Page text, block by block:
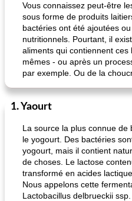
Vous connaissez peut-être
sous forme de produits
bactéries ont été ajoutées
nutritionnels. Pourtant, il
aliments qui contiennent
mêmes - ou après un
par exemple. Ou de la
1. Yaourt
La source la plus connue
le yogourt. Des bactéries
yogourt, mais il contient
de choses. Le lactose
transformé en acides
Nous appelons cette
Lactobacillus delbrueckii